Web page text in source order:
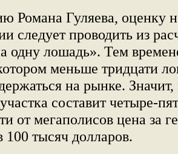
Романа Гуляева, оценку
следует проводить из
одну лошадь». Тем
меньше тридцати
на рынке.
составит четыре-
от мегаполисов цена за
100 тысяч долларов.